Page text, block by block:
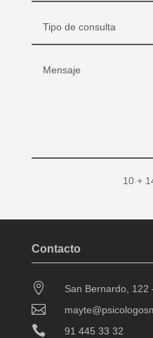
10 +
Contacto
 San Bernardo, 122


91 445 33 32